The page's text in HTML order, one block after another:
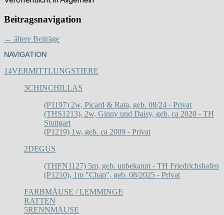
Beitragsnavigation
← ältere Beiträge
NAVIGATION
14VERMITTLUNGSTIERE
3CHINCHILLAS
(P1197) 2w, Picard & Rata, geb. 08/24 - Privat
(THS1213), 2w, Ginny und Daisy, geb. ca 2020 - TH
Stuttgart
(P1219) 1w, geb. ca 2009 - Privat
2DEGUS
(THFN1127) 5m, geb. unbekannt - TH Friedrichshafen
(P1210), 1m "Chap", geb. 08/2025 - Privat
FARBMÄUSE / LEMMINGE
RATTEN
5RENNMÄUSE